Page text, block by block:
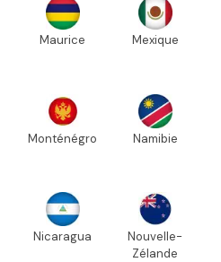
Maurice Mexique
Monténégro Namibie
Nicaragua
Nouvelle-
Zélande